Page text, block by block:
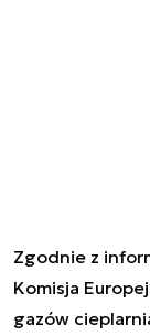
Zgodnie z
Komisja
gazów